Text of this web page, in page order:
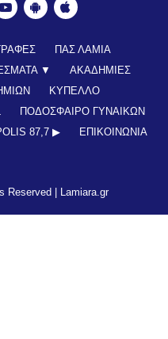
ΠΑΣ ΛΑΜΙΑ
▼
ΑΚΑΔΗΜΙΕΣ
ΚΥΠΕΛΛΟ
ΠΟΔΟΣΦΑΙΡΟ ΓΥΝΑΙΚΩΝ
87,7 ▶︎ ΕΠΙΚΟΙΝΩΝΊΑ
Reserved | Lamiara.gr